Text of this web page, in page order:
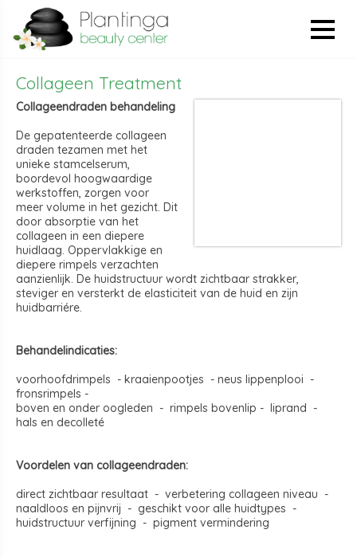
Collageen Treatment
Collageendraden behandeling
De gepatenteerde collageen
draden tezamen met het
unieke stamcelserum,
boordevol hoogwaardige
werkstoffen, zorgen voor
meer volume in het gezicht. Dit
door absorptie van het
collageen in een diepere
huidlaag. Oppervlakkige en
diepere rimpels verzachten
aanzienlijk. De huidstructuur wordt zichtbaar strakker,
steviger en versterkt de elasticiteit van de huid en zijn
huidbarriére.
Behandelindicaties:
voorhoofdrimpels - kraaienpootjes - neus lippenplooi -
fronsrimpels -
boven en onder oogleden - rimpels bovenlip - liprand -
hals en decolleté
Voordelen van collageendraden:
direct zichtbaar resultaat - verbetering collageen niveau -
naaldloos en pijnvrij - geschikt voor alle huidtypes -
huidstructuur verfijning - pigment vermindering